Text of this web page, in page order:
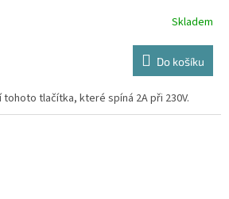
Skladem
Do košíku
tlačítka, které spíná 2A při 230V.